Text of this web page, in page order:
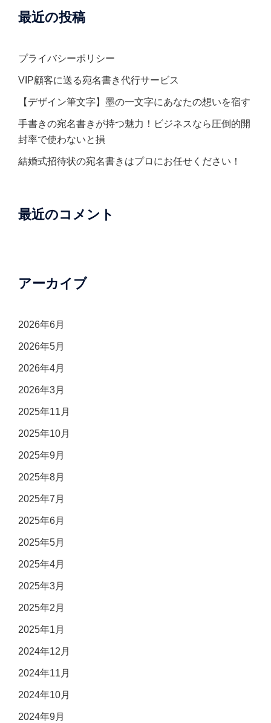
最近の投稿
プライバシーポリシー
VIP顧客に送る宛名書き代行サービス
【デザイン筆文字】墨の一文字にあなたの想いを宿す
手書きの宛名書きが持つ魅力！ビジネスなら圧倒的開
封率で使わないと損
結婚式招待状の宛名書きはプロにお任せください！
最近のコメント
アーカイブ
2026年6月
2026年5月
2026年4月
2026年3月
2025年11月
2025年10月
2025年9月
2025年8月
2025年7月
2025年6月
2025年5月
2025年4月
2025年3月
2025年2月
2025年1月
2024年12月
2024年11月
2024年10月
2024年9月